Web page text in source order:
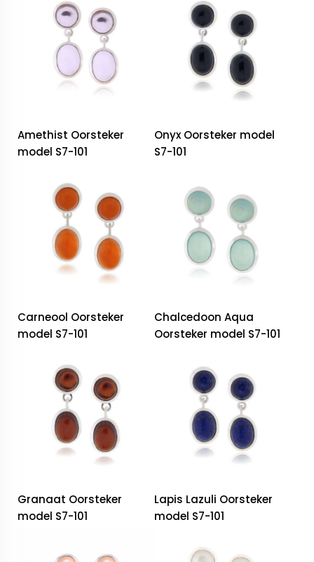
Amethist Oorsteker
model S7-101
Onyx Oorsteker model
S7-101
Carneool Oorsteker
model S7-101
Chalcedoon Aqua
Oorsteker model S7-101
Granaat Oorsteker
model S7-101
Lapis Lazuli Oorsteker
model S7-101